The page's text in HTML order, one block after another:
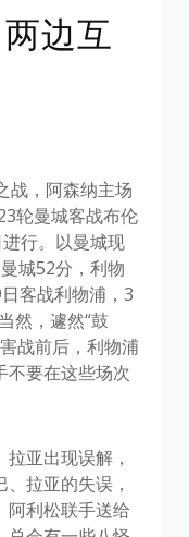
边互
战，阿森纳主场
轮曼城客战布伦
行。以曼城现
城52分，利物
客战利物浦，3
当然，遽然“鼓
战前后，利物浦
不要在这些场次
亚出现误解，
拉亚的失误，
阿利松联手送给